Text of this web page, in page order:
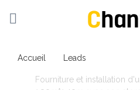
Accueil Leads
Fourniture et installation